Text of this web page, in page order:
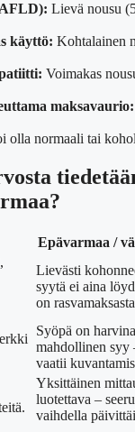
Lievä nousu
käyttö: Kohtalainen
Voimakas
maksavaurio:
olla normaali tai
Epävarmaa /
Lievästi
syytä ei aina
on
Syöpä on
mahdollinen syy
vaatii
Yksittäinen
luotettava –
vaihdella